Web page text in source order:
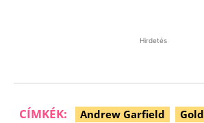
Hirdetés
CÍMKÉK: Andrew Garfield